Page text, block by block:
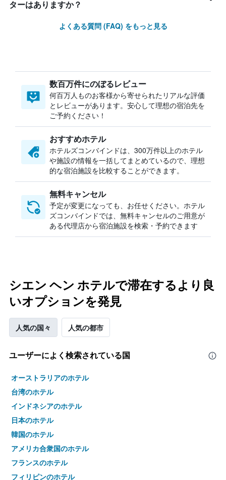
ターはありますか？
よくある質問 (FAQ) をもっと見る
数百万件にのぼるレビュー
何百万人ものお客様から寄せられたリアルな評価
とレビューがあります。安心して理想の宿泊先を
ご予約ください！
おすすめホテル
ホテルズコンバインドは、300万件以上のホテル
や施設の情報を一括してまとめているので、理想
的な宿泊施設を比較することができます。
無料キャンセル
予定が変更になっても、お任せください。ホテル
ズコンバインドでは、無料キャンセルのご用意が
ある代理店から宿泊施設を検索・予約できます
シエン ヘン ホテルで滞在するより良
いオプションを発見
人気の国々 人気の都市
ユーザーによく検索されている国
オーストラリアのホテル
台湾のホテル
インドネシアのホテル
日本のホテル
韓国のホテル
アメリカ合衆国のホテル
フランスのホテル
フィリピンのホテル